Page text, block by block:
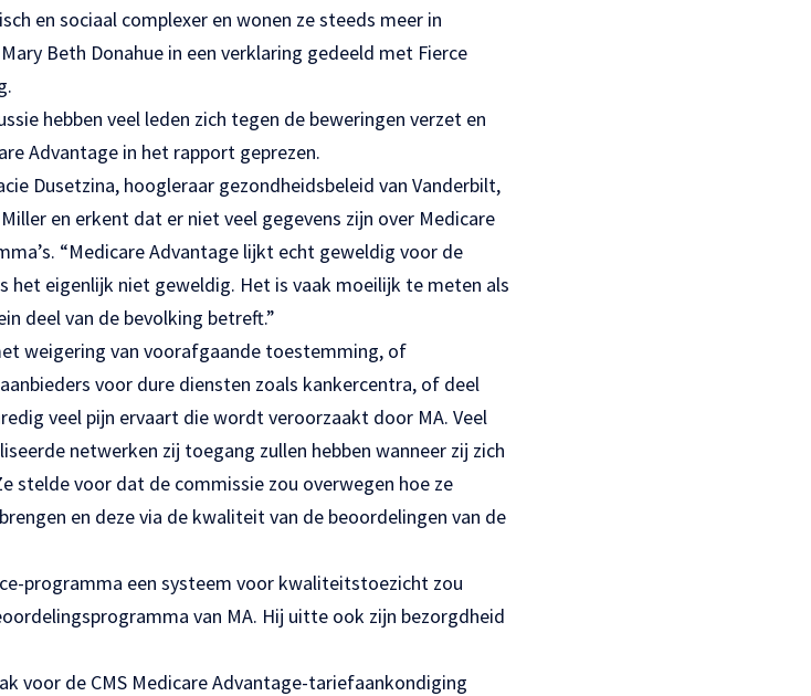
en sociaal complexer en wonen ze steeds meer in
Beth Donahue in een verklaring gedeeld met Fierce
hebben veel leden zich tegen de beweringen verzet en
Advantage in het rapport geprezen.
Dusetzina, hoogleraar gezondheidsbeleid van Vanderbilt,
en erkent dat er niet veel gegevens zijn over Medicare
“Medicare Advantage lijkt echt geweldig voor de
het eigenlijk niet geweldig. Het is vaak moeilijk te meten als
deel van de bevolking betreft.”
weigering van voorafgaande toestemming, of
voor dure diensten zoals kankercentra, of deel
veel pijn ervaart die wordt veroorzaakt door MA. Veel
netwerken zij toegang zullen hebben wanneer zij zich
stelde voor dat de commissie zou overwegen hoe ze
en deze via de kwaliteit van de beoordelingen van de
programma een systeem voor kwaliteitstoezicht zou
van MA. Hij uitte ook zijn bezorgdheid
voor de CMS Medicare Advantage-tariefaankondiging